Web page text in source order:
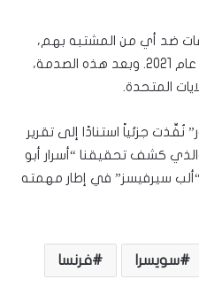
ضد أي من المشتبه بهم،
واعتبرت العملية غير قانونية في عام 2021. وبعد هذه الصدمة،
المتحدة.
جزئياً استنادًا إلى تقرير
والذي كشف تحقيقنا “أسرار أبو
سيرفيسز” في إطار مهمته
سويسرا فرنسا